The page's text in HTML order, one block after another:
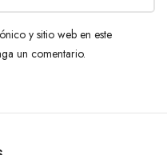
y sitio web en este
un comentario.